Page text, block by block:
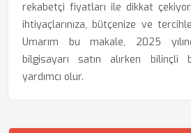
rekabetçi fiyatları ile dikkat
ihtiyaçlarınıza, bütçenize ve
Umarım bu makale, 2025
bilgisayarı satın alırken bilinçli
yardımcı olur.